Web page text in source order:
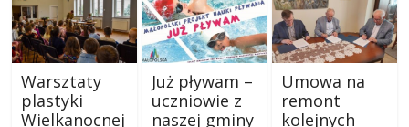
Warsztaty
plastyki
Wielkanocnej
Już pływam –
uczniowie z
naszej gminy
Umowa na
remont
kolejnych